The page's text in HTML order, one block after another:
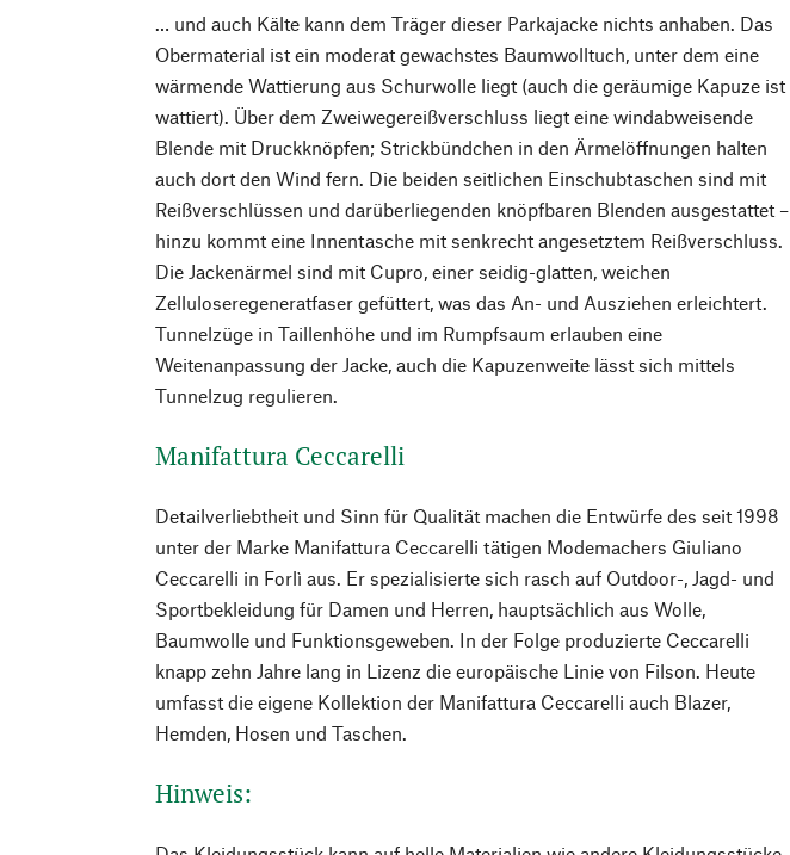
… und auch Kälte kann dem Träger dieser Parkajacke nichts anhaben. Das
Obermaterial ist ein moderat gewachstes Baumwolltuch, unter dem eine
wärmende Wattierung aus Schurwolle liegt (auch die geräumige Kapuze ist
wattiert). Über dem Zweiwegereißverschluss liegt eine windabweisende
Blende mit Druckknöpfen; Strickbündchen in den Ärmelöffnungen halten
auch dort den Wind fern. Die beiden seitlichen Einschubtaschen sind mit
Reißverschlüssen und darüberliegenden knöpfbaren Blenden ausgestattet –
hinzu kommt eine Innentasche mit senkrecht angesetztem Reißverschluss.
Die Jackenärmel sind mit Cupro, einer seidig-glatten, weichen
Zelluloseregeneratfaser gefüttert, was das An- und Ausziehen erleichtert.
Tunnelzüge in Taillenhöhe und im Rumpfsaum erlauben eine
Weitenanpassung der Jacke, auch die Kapuzenweite lässt sich mittels
Tunnelzug regulieren.
Manifattura Ceccarelli
Detailverliebtheit und Sinn für Qualität machen die Entwürfe des seit 1998
unter der Marke Manifattura Ceccarelli tätigen Modemachers Giuliano
Ceccarelli in Forlì aus. Er spezialisierte sich rasch auf Outdoor-, Jagd- und
Sportbekleidung für Damen und Herren, hauptsächlich aus Wolle,
Baumwolle und Funktionsgeweben. In der Folge produzierte Ceccarelli
knapp zehn Jahre lang in Lizenz die europäische Linie von Filson. Heute
umfasst die eigene Kollektion der Manifattura Ceccarelli auch Blazer,
Hemden, Hosen und Taschen.
Hinweis: